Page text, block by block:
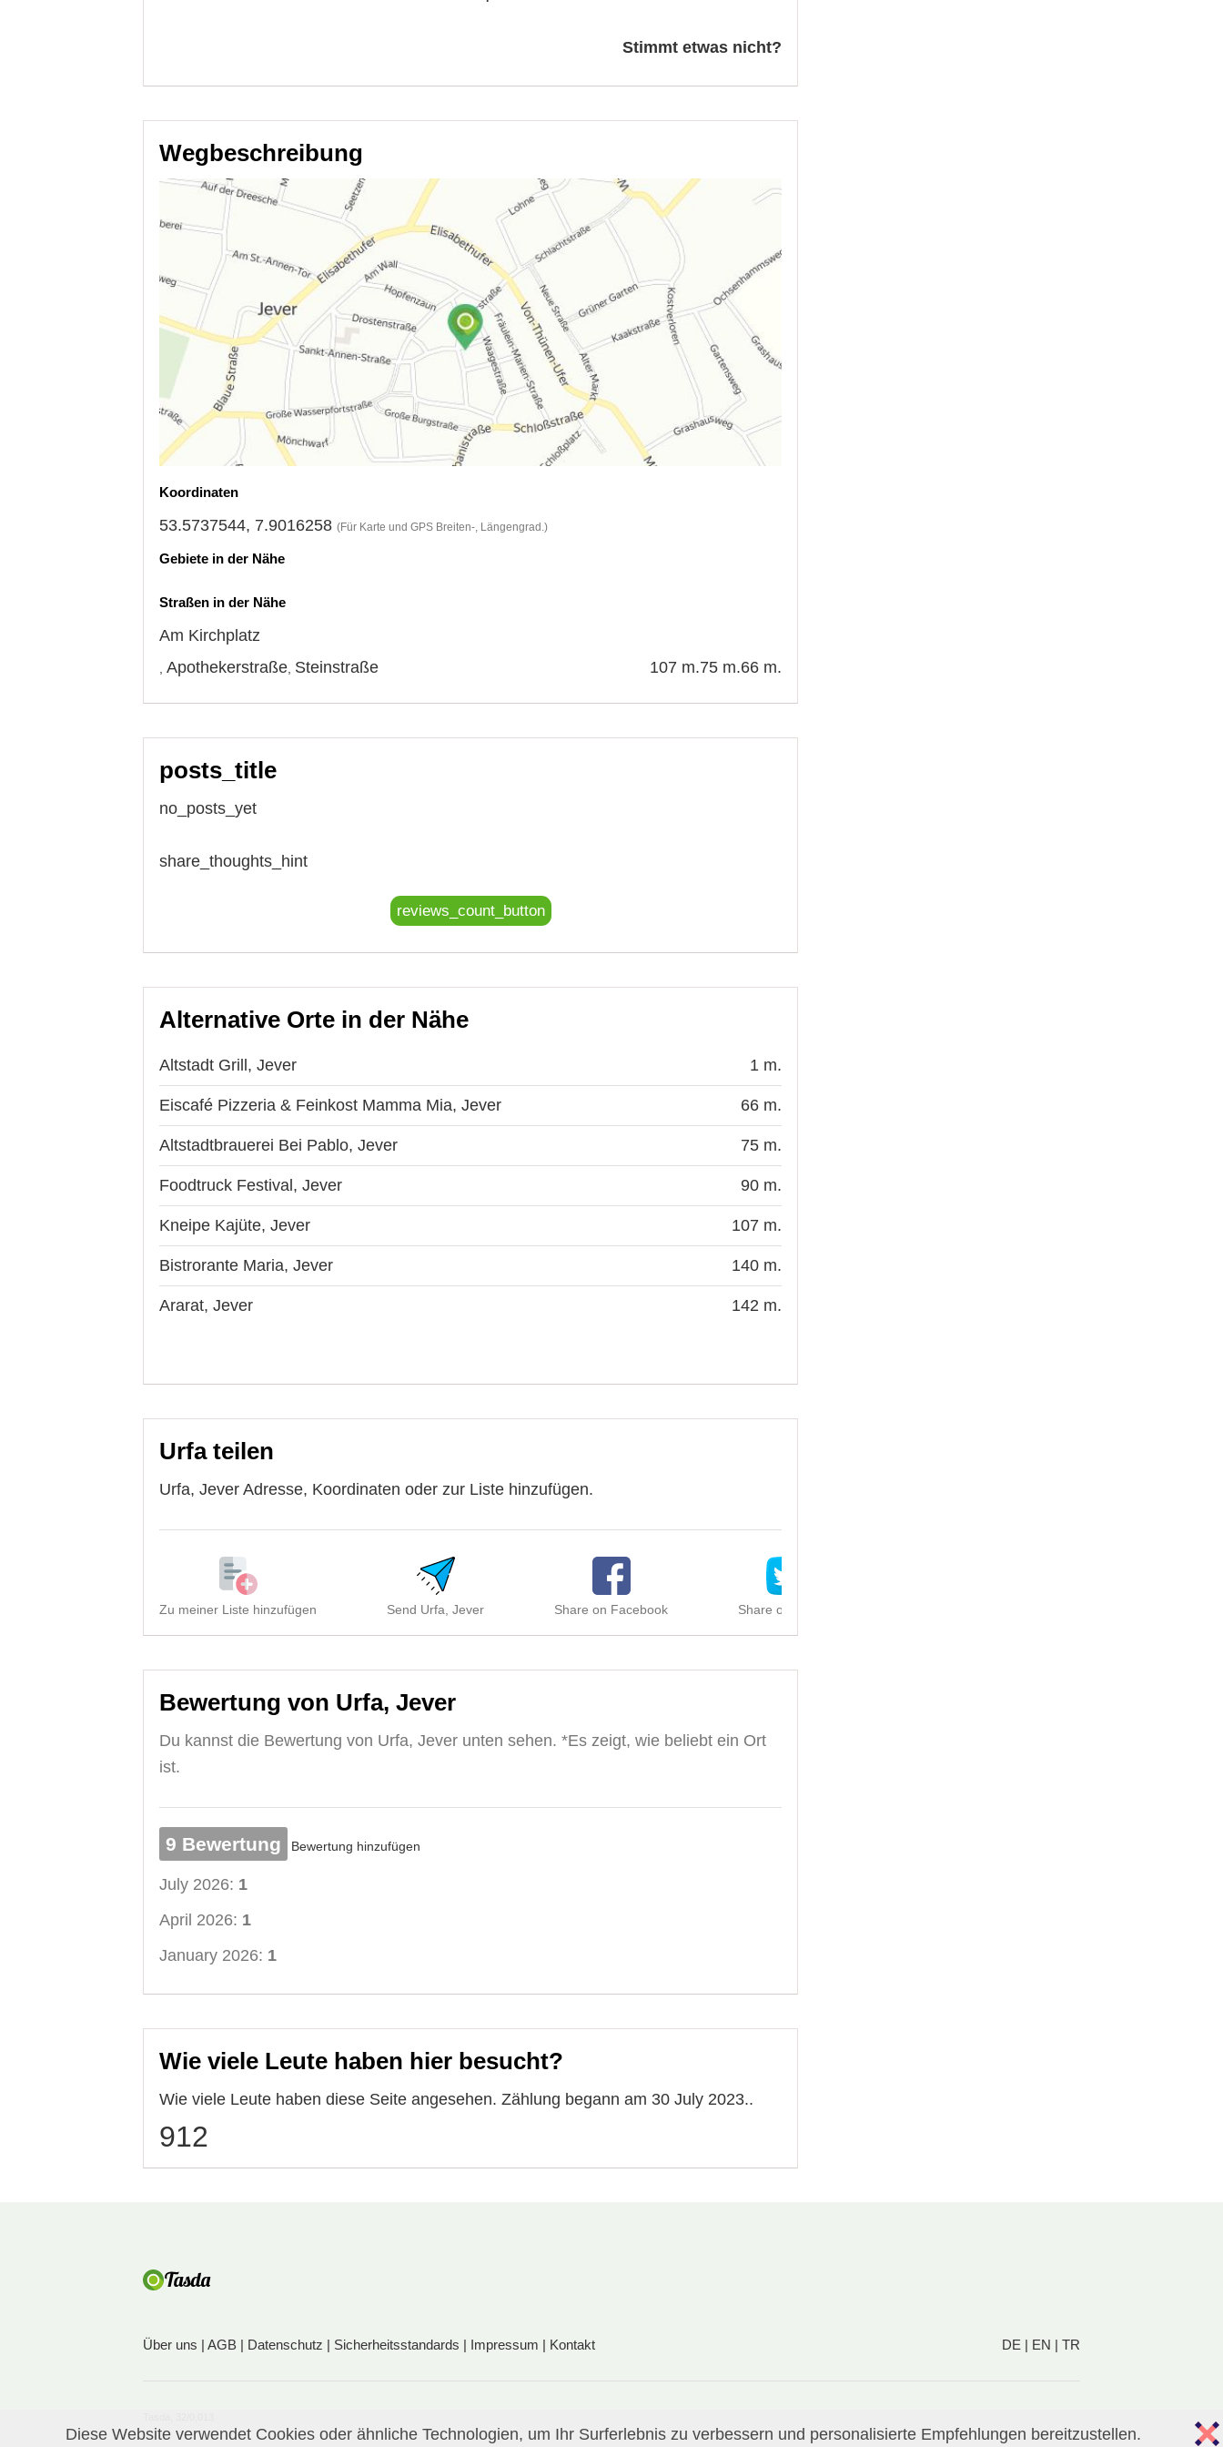
Stimmt etwas nicht?
Wegbeschreibung
Koordinaten
53.5737544, 7.9016258 (Für Karte und GPS Breiten-, Längengrad.)
Gebiete in der Nähe
Straßen in der Nähe
Am Kirchplatz
66 m.
Apothekerstraße 75 m.
Steinstraße 107 m.
posts_title
no_posts_yet
share_thoughts_hint
reviews_count_button
Alternative Orte in der Nähe
Altstadt Grill, Jever 1 m.
Eiscafé Pizzeria & Feinkost Mamma Mia, Jever 66 m.
Altstadtbrauerei Bei Pablo, Jever 75 m.
Foodtruck Festival, Jever 90 m.
Kneipe Kajüte, Jever 107 m.
Bistrorante Maria, Jever 140 m.
Ararat, Jever 142 m.
Urfa teilen
Urfa, Jever Adresse, Koordinaten oder zur Liste hinzufügen.
Zu meiner Liste hinzufügen Send Urfa, Jever Share on Facebook Share on Twitter
Bewertung von Urfa, Jever
Du kannst die Bewertung von Urfa, Jever unten sehen. *Es zeigt, wie beliebt ein Ort
ist.
9 Bewertung Bewertung hinzufügen
July 2026: 1
April 2026: 1
January 2026: 1
Wie viele Leute haben hier besucht?
Wie viele Leute haben diese Seite angesehen. Zählung begann am 30 July 2023..
912
Über uns | AGB | Datenschutz | Sicherheitsstandards | Impressum | Kontakt DE | EN | TR
Diese Website verwendet Cookies oder ähnliche Technologien, um Ihr Surferlebnis zu verbessern und personalisierte Empfehlungen bereitzustellen.